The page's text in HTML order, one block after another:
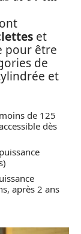
et
pour être
de
et
de 125
dès
après 2 ans